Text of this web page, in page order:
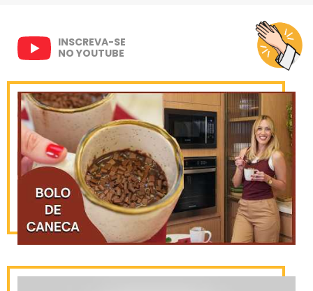
INSCREVA-SE
NO YOUTUBE